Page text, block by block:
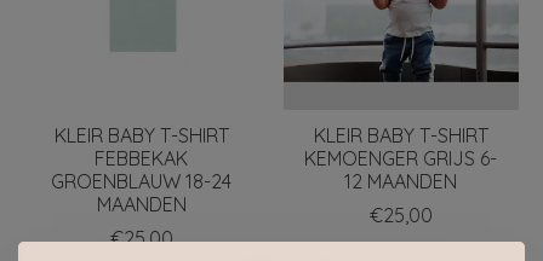
KLEIR BABY T-SHIRT
FEBBEKAK
GROENBLAUW 18-24
MAANDEN
€25,00
KLEIR BABY T-SHIRT
KEMOENGER GRIJS 6-
12 MAANDEN
€25,00